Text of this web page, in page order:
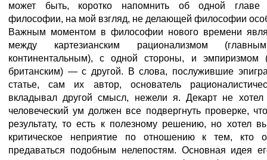
может быть, коротко напомнить об одной главе
философии, на мой взгляд, не делающей философии
Важным моментом в философии нового времени
между картезианским рационализмом
континентальным), с одной стороны, и эмпиризмом
британским) — с другой. В слова, послужившие
статье, сам их автор, основатель
вкладывал другой смысл, нежели я. Декарт не хотел
человеческий ум должен все подвергнуть проверке,
результату, то есть к полезному решению, но хотел
критическое неприятие по отношению к тем, кто
предаваться подобным нелепостям. Основная идея